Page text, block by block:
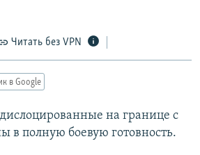
Читать без VPN
в Google
на границе с
в полную боевую готовность.